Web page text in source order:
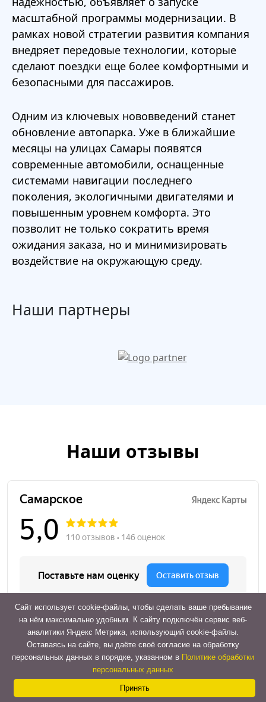
масштабной программы модернизации. В
рамках новой стратегии развития компания
внедряет передовые технологии, которые
сделают поездки еще более комфортными и
безопасными для пассажиров.
Одним из ключевых нововведений станет
обновление автопарка. Уже в ближайшие
месяцы на улицах Самары появятся
современные автомобили, оснащенные
системами навигации последнего
поколения, экологичными двигателями и
повышенным уровнем комфорта. Это
позволит не только сократить время
ожидания заказа, но и минимизировать
воздействие на окружающую среду.
Наши партнеры
Наши отзывы
Принять
Сайт использует cookie-файлы, чтобы сделать ваше пребывание
на нём максимально удобным. К cайту подключён сервис веб-
аналитики Яндекс Метрика, использующий cookie-файлы.
Оставаясь на сайте, вы даёте своё согласие на обработку
персональных данных в порядке, указанном в Политике обработки
персональных данных
Contact